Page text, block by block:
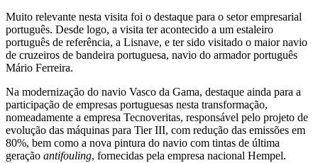
Muito relevante nesta visita foi o destaque para o setor empresarial
português. Desde logo, a visita ter acontecido a um estaleiro
português de referência, a Lisnave, e ter sido visitado o maior navio
de cruzeiros de bandeira portuguesa, navio do armador português
Mário Ferreira.
Na modernização do navio Vasco da Gama, destaque ainda para a
participação de empresas portuguesas nesta transformação,
nomeadamente a empresa Tecnoveritas, responsável pelo projeto de
evolução das máquinas para Tier III, com redução das emissões em
80%, bem como a nova pintura do navio com tintas de última
geração antifouling, fornecidas pela empresa nacional Hempel.